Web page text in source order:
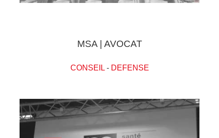
MSA | AVOCAT
CONSEIL- DEFENSE